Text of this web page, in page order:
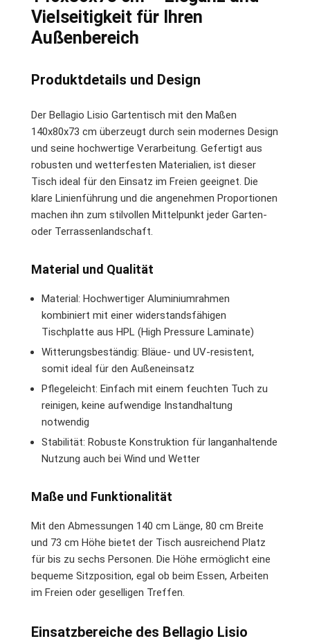
Vielseitigkeit für Ihren
Außenbereich
Produktdetails und Design
Der Bellagio Lisio Gartentisch mit den Maßen
140x80x73 cm überzeugt durch sein modernes Design
und seine hochwertige Verarbeitung. Gefertigt aus
robusten und wetterfesten Materialien, ist dieser
Tisch ideal für den Einsatz im Freien geeignet. Die
klare Linienführung und die angenehmen Proportionen
machen ihn zum stilvollen Mittelpunkt jeder Garten-
oder Terrassenlandschaft.
Material und Qualität
Material: Hochwertiger Aluminiumrahmen
kombiniert mit einer widerstandsfähigen
Tischplatte aus HPL (High Pressure Laminate)
Witterungsbeständig: Bläue- und UV-resistent,
somit ideal für den Außeneinsatz
Pflegeleicht: Einfach mit einem feuchten Tuch zu
reinigen, keine aufwendige Instandhaltung
notwendig
Stabilität: Robuste Konstruktion für langanhaltende
Nutzung auch bei Wind und Wetter
Maße und Funktionalität
Mit den Abmessungen 140 cm Länge, 80 cm Breite
und 73 cm Höhe bietet der Tisch ausreichend Platz
für bis zu sechs Personen. Die Höhe ermöglicht eine
bequeme Sitzposition, egal ob beim Essen, Arbeiten
im Freien oder geselligen Treffen.
Einsatzbereiche des Bellagio Lisio